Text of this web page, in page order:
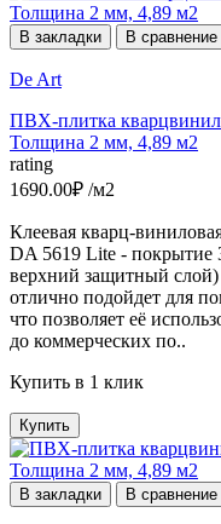
В закладки В сравнение
De Art
ПВХ-плитка
Толщина 2 мм, 4,89 м2
rating
1690.00₽ /м2
Клеевая кварц-
DA 5619 Lite - покрытие
верхний защитный
отлично подойдет для
что позволяет её
до коммерческих по..
Купить в 1 клик
Купить
В закладки В сравнение